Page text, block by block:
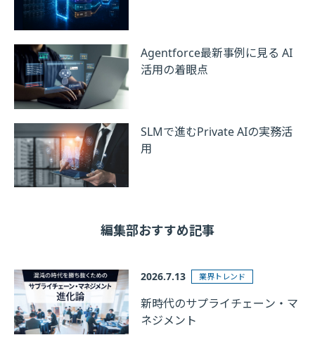
Agentforce最新事例に見る AI
活用の着眼点
SLMで進むPrivate AIの実務活
用
編集部おすすめ記事
2026.7.13 業界トレンド
新時代のサプライチェーン・マ
ネジメント